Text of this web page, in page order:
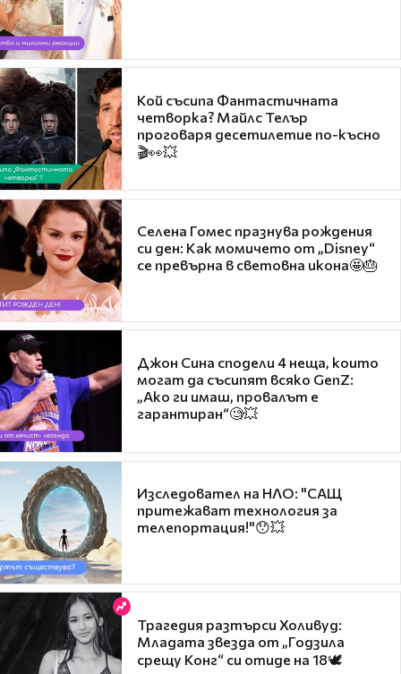
Кой съсипа Фантастичната
четворка? Майлс Телър
проговаря десетилетие по-късно
🎬👀💥
Селена Гомес празнува рождения
си ден: Как момичето от „Disney“
се превърна в световна икона🤩🎂
Джон Сина сподели 4 неща, които
могат да съсипят всяко GenZ:
„Ако ги имаш, провалът е
гарантиран“🧐💥
Изследовател на НЛО: "САЩ
притежават технология за
телепортация!"😯💥
Трагедия разтърси Холивуд:
Младата звезда от „Годзила
срещу Конг“ си отиде на 18🕊️